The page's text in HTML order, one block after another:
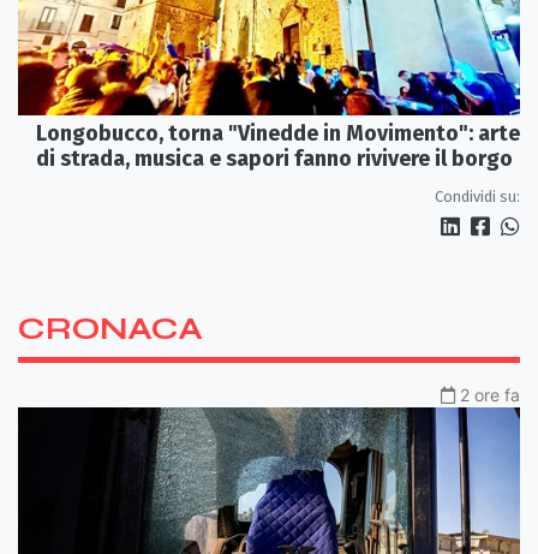
Longobucco, torna "Vinedde in Movimento": arte
di strada, musica e sapori fanno rivivere il borgo
Condividi su:
CRONACA
2 ore fa